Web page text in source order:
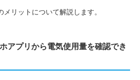
リットについて解説します。
アプリから電気使用量を確認でき